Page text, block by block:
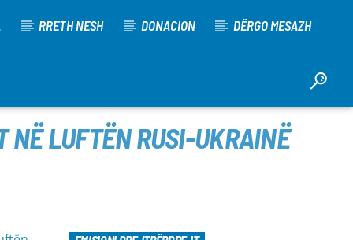
RRETH NESH DONACION DËRGO MESAZH
NË LUFTËN RUSI-UKRAINË